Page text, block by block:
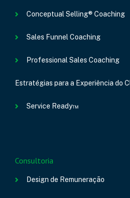
Conceptual Selling® Coaching
Sales Funnel Coaching
Professional Sales Coaching
Estratégias para a Experiência do
Service Ready™
Consultoria
Design de Remuneração